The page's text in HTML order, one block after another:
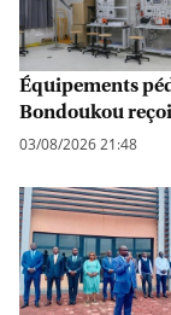
Équipements
Bondoukou
03/08/2026 21:48